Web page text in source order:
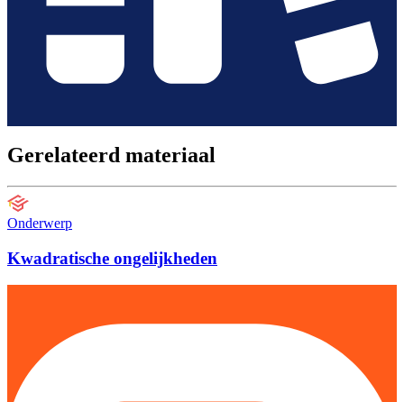
Gerelateerd materiaal
Onderwerp
Kwadratische ongelijkheden